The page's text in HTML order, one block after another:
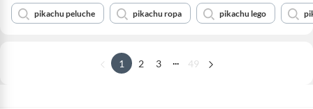
pikachu peluche pikachu ropa pikachu lego
1 2 3 ... 49